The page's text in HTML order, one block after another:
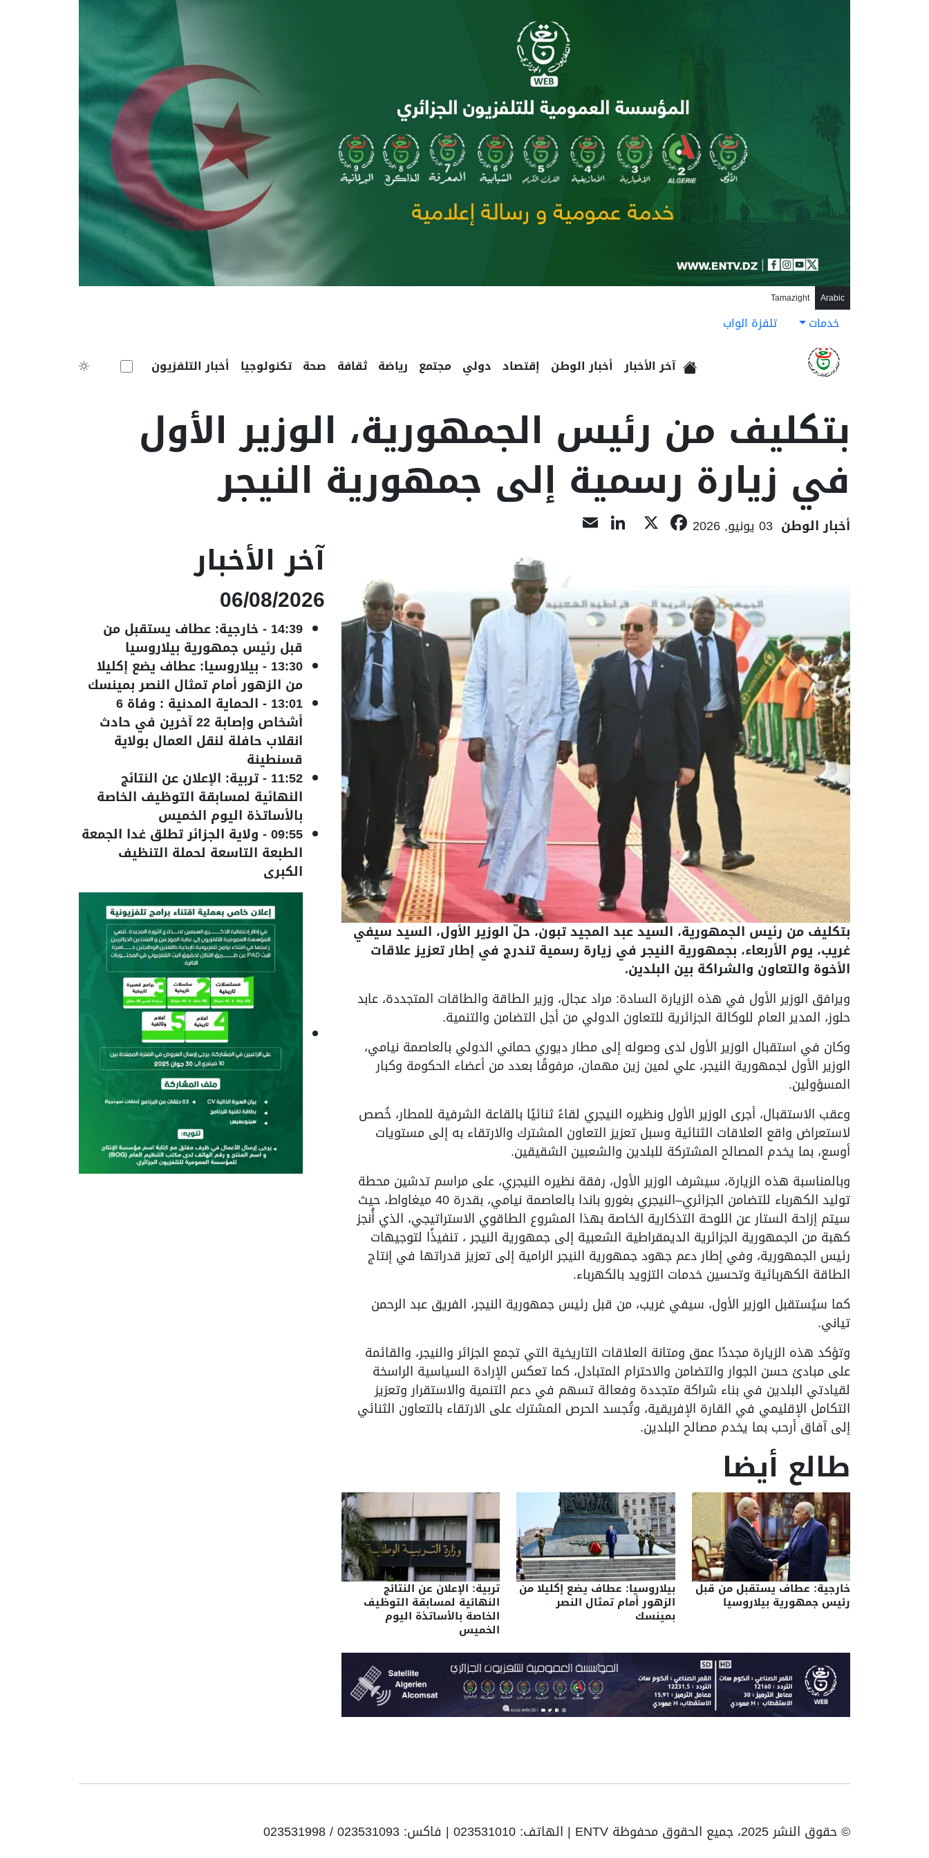
Arabic
Tamazight
خدمات تلفزة الواب
آخر الأخبار أخبار الوطن إقتصاد دولي مجتمع رياضة ثقافة صحة تكنولوجيا أخبار التلفزيون
بتكليف من رئيس الجمهورية، الوزير الأول
في زيارة رسمية إلى جمهورية النيجر
أخبار الوطن 03 يونيو, 2026 Facebook
LinkedIn
بتكليف من رئيس الجمهورية، السيد عبد المجيد تبون، حلّ الوزير الأول، السيد سيفي
غريب، يوم الأربعاء، بجمهورية النيجر في زيارة رسمية تندرج في إطار تعزيز علاقات
الأخوة والتعاون والشراكة بين البلدين.
ويرافق الوزير الأول في هذه الزيارة السادة: مراد عجال، وزير الطاقة والطاقات المتجددة، عابد
حلوز، المدير العام للوكالة الجزائرية للتعاون الدولي من أجل التضامن والتنمية.
وكان في استقبال الوزير الأول لدى وصوله إلى مطار ديوري حماني الدولي بالعاصمة نيامي،
الوزير الأول لجمهورية النيجر، علي لمين زين مهمان، مرفوقًا بعدد من أعضاء الحكومة وكبار
المسؤولين.
وعقب الاستقبال، أجرى الوزير الأول ونظيره النيجري لقاءً ثنائيًا بالقاعة الشرفية للمطار، خُصص
لاستعراض واقع العلاقات الثنائية وسبل تعزيز التعاون المشترك والارتقاء به إلى مستويات
أوسع، بما يخدم المصالح المشتركة للبلدين والشعبين الشقيقين.
وبالمناسبة هذه الزيارة، سيشرف الوزير الأول، رفقة نظيره النيجري، على مراسم تدشين محطة
توليد الكهرباء للتضامن الجزائري–النيجري بغورو باندا بالعاصمة نيامي، بقدرة 40 ميغاواط، حيث
سيتم إزاحة الستار عن اللوحة التذكارية الخاصة بهذا المشروع الطاقوي الاستراتيجي، الذي أُنجز
كهبة من الجمهورية الجزائرية الديمقراطية الشعبية إلى جمهورية النيجر ، تنفيذًا لتوجيهات
رئيس الجمهورية، وفي إطار دعم جهود جمهورية النيجر الرامية إلى تعزيز قدراتها في إنتاج
الطاقة الكهربائية وتحسين خدمات التزويد بالكهرباء.
كما سيُستقبل الوزير الأول، سيفي غريب، من قبل رئيس جمهورية النيجر، الفريق عبد الرحمن
تياني.
وتؤكد هذه الزيارة مجددًا عمق ومتانة العلاقات التاريخية التي تجمع الجزائر والنيجر، والقائمة
على مبادئ حسن الجوار والتضامن والاحترام المتبادل، كما تعكس الإرادة السياسية الراسخة
لقيادتي البلدين في بناء شراكة متجددة وفعالة تسهم في دعم التنمية والاستقرار وتعزيز
التكامل الإقليمي في القارة الإفريقية، وتُجسد الحرص المشترك على الارتقاء بالتعاون الثنائي
إلى آفاق أرحب بما يخدم مصالح البلدين.
طالع أيضا
خارجية: عطاف يستقبل من قبل
رئيس جمهورية بيلاروسيا
بيلاروسيا: عطاف يضع إكليلا من
الزهور أمام تمثال النصر
بمينسك
تربية: الإعلان عن النتائج
النهائية لمسابقة التوظيف
الخاصة بالأساتذة اليوم
الخميس
آخر الأخبار
06/08/2026
14:39
- خارجية: عطاف يستقبل من
قبل رئيس جمهورية بيلاروسيا
13:30
- بيلاروسيا: عطاف يضع إكليلا
من الزهور أمام تمثال النصر بمينسك
13:01
- الحماية المدنية : وفاة 6
أشخاص وإصابة 22 آخرين في حادث
انقلاب حافلة لنقل العمال بولاية
قسنطينة
11:52
-تربية: الإعلان عن النتائج
النهائية لمسابقة التوظيف الخاصة
بالأساتذة اليوم الخميس
09:55
- ولاية الجزائر تطلق غدا الجمعة
الطبعة التاسعة لحملة التنظيف
الكبرى
© حقوق النشر 2025، جميع الحقوق محفوظة ENTV | الهاتف: 023531010 | فاكس: 023531093 / 023531998